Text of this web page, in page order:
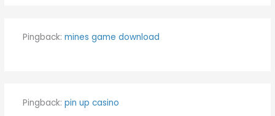
Pingback: mines game download
Pingback: pin up casino